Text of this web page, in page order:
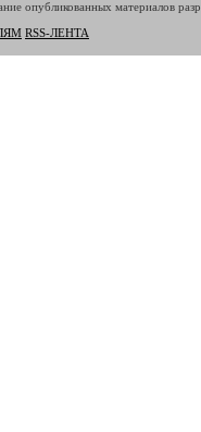
опубликованных материалов
RSS-ЛЕНТА